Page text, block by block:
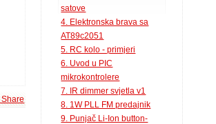
satove
4. Elektronska brava sa
AT89c2051
5. RC kolo - primjeri
6. Uvod u PIC
mikrokontrolere
7. IR dimmer svjetla v1
8. 1W PLL FM predajnik
9. Punjač Li-Ion button-